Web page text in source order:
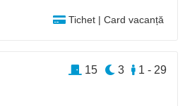
Tichet | Card vacanță
1 - 29
3
15